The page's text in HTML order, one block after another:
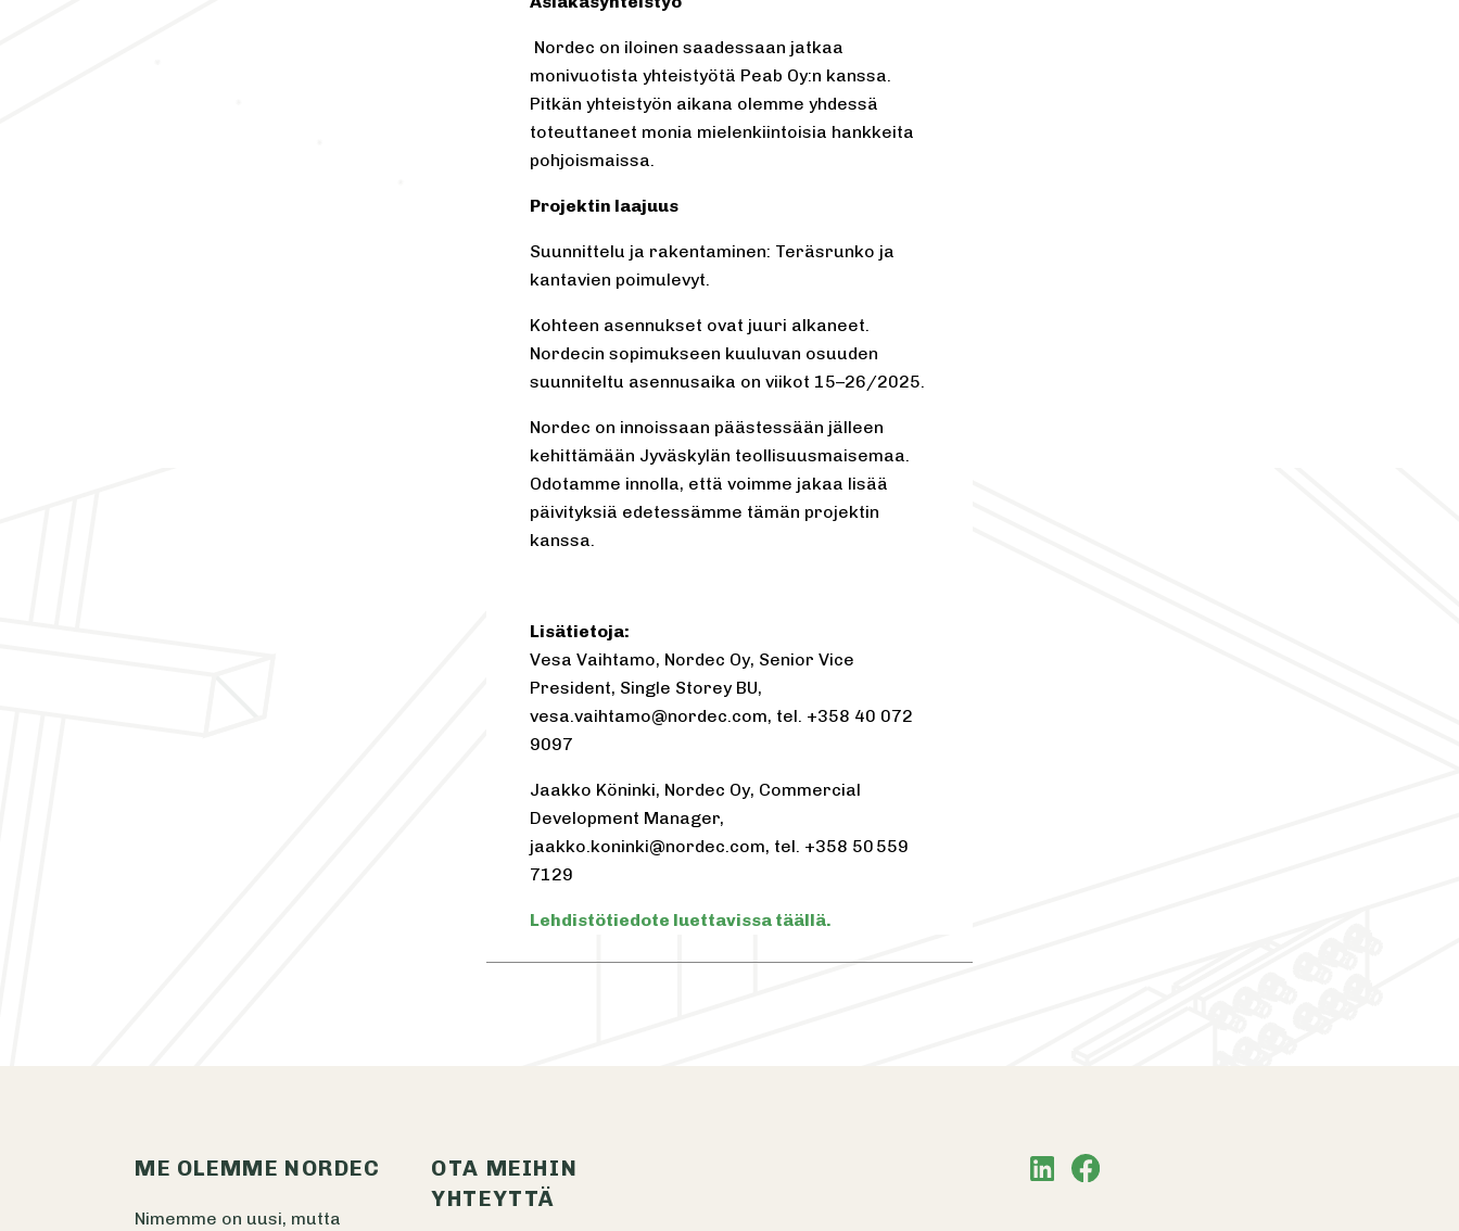
Nordec on iloinen saadessaan jatkaa
monivuotista yhteistyötä Peab Oy:n kanssa.
Pitkän yhteistyön aikana olemme yhdessä
toteuttaneet monia mielenkiintoisia hankkeita
pohjoismaissa.
Projektin laajuus
Suunnittelu ja rakentaminen: Teräsrunko ja
kantavien poimulevyt.
Kohteen asennukset ovat juuri alkaneet.
Nordecin sopimukseen kuuluvan osuuden
suunniteltu asennusaika on viikot 15–26/2025.
Nordec on innoissaan päästessään jälleen
kehittämään Jyväskylän teollisuusmaisemaa.
Odotamme innolla, että voimme jakaa lisää
päivityksiä edetessämme tämän projektin
kanssa.
Lisätietoja:
Vesa Vaihtamo, Nordec Oy, Senior Vice
President, Single Storey BU,
vesa.vaihtamo@nordec.com, tel. +358 40 072
9097
Jaakko Köninki, Nordec Oy, Commercial
Development Manager,
jaakko.koninki@nordec.com, tel. +358 50 559
7129
Lehdistötiedote luettavissa täällä.
ME OLEMME NORDEC
Nimemme on uusi, mutta
OTA MEIHIN
YHTEYTTÄ